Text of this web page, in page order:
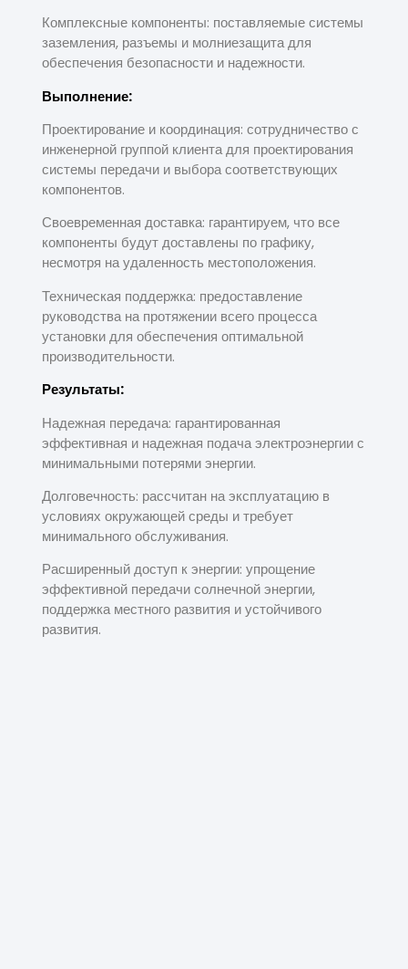
Комплексные компоненты: поставляемые системы
заземления, разъемы и молниезащита для
обеспечения безопасности и надежности.
Выполнение:
Проектирование и координация: сотрудничество с
инженерной группой клиента для проектирования
системы передачи и выбора соответствующих
компонентов.
Своевременная доставка: гарантируем, что все
компоненты будут доставлены по графику,
несмотря на удаленность местоположения.
Техническая поддержка: предоставление
руководства на протяжении всего процесса
установки для обеспечения оптимальной
производительности.
Результаты:
Надежная передача: гарантированная
эффективная и надежная подача электроэнергии с
минимальными потерями энергии.
Долговечность: рассчитан на эксплуатацию в
условиях окружающей среды и требует
минимального обслуживания.
Расширенный доступ к энергии: упрощение
эффективной передачи солнечной энергии,
поддержка местного развития и устойчивого
развития.